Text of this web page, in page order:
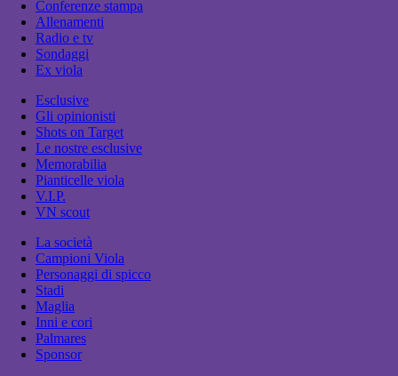
Conferenze stampa
Allenamenti
Radio e tv
Sondaggi
Ex viola
Esclusive
Gli opinionisti
Shots on Target
Le nostre esclusive
Memorabilia
Pianticelle viola
V.I.P.
VN scout
La società
Campioni Viola
Personaggi di spicco
Stadi
Maglia
Inni e cori
Palmares
Sponsor